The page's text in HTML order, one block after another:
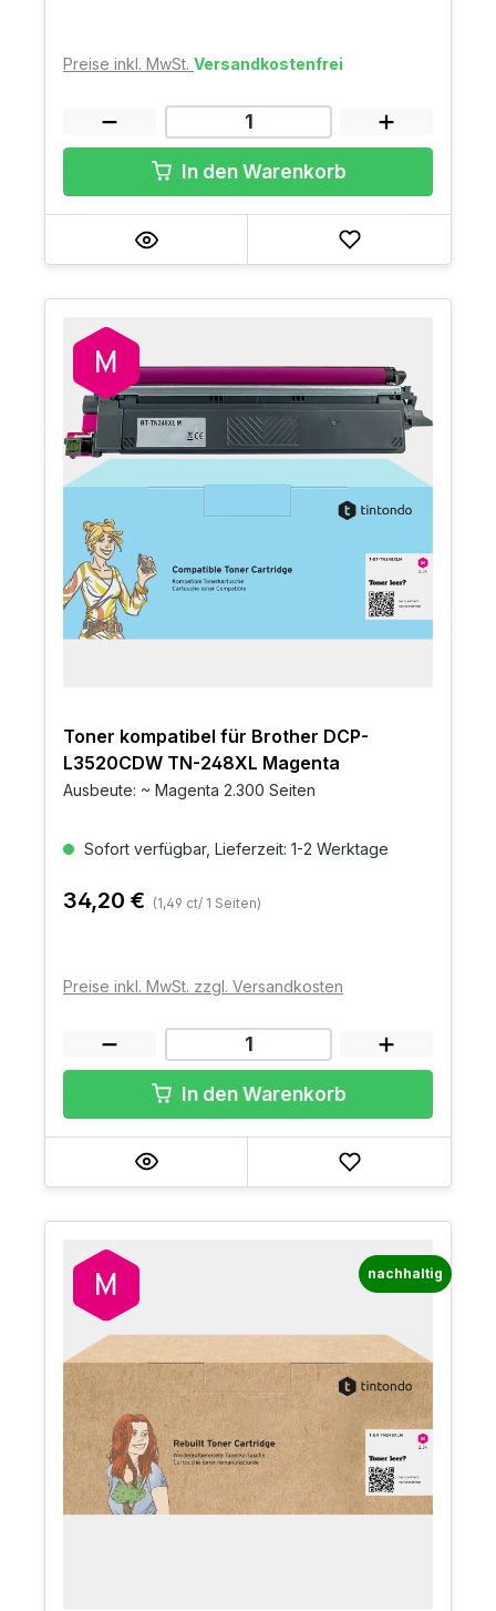
Preise inkl. MwSt. Versandkostenfrei
In den Warenkorb
Toner kompatibel für Brother DCP-
L3520CDW TN-248XL Magenta
Ausbeute: ~ Magenta 2.300 Seiten
Sofort verfügbar, Lieferzeit: 1-2 Werktage
34,20 € (1,49 ct/ 1 Seiten)
Preise inkl. MwSt. zzgl. Versandkosten
In den Warenkorb
nachhaltig